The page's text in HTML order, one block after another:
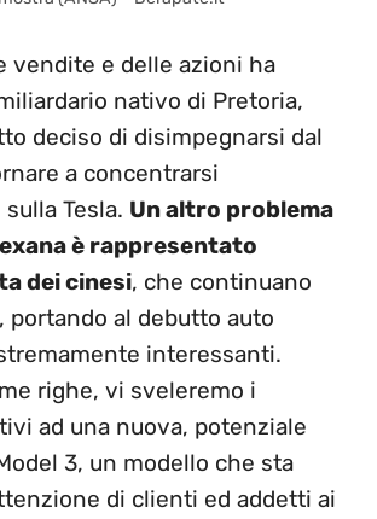
vendite e delle azioni ha
nativo di Pretoria,
deciso di disimpegnarsi dal
a concentrarsi
Tesla. Un altro problema
è rappresentato
dei cinesi, che continuano
portando al debutto auto
interessanti.
righe, vi sveleremo i
ad una nuova, potenziale
3, un modello che sta
di clienti ed addetti ai